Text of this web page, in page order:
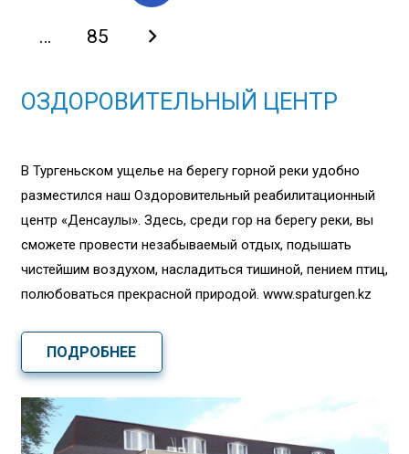
… 85
ОЗДОРОВИТЕЛЬНЫЙ ЦЕНТР
В Тургеньском ущелье на берегу горной реки удобно
разместился наш Оздоровительный реабилитационный
центр «Денсаулық». Здесь, среди гор на берегу реки, вы
сможете провести незабываемый отдых, подышать
чистейшим воздухом, насладиться тишиной, пением птиц,
полюбоваться прекрасной природой. www.spaturgen.kz
ПОДРОБНЕЕ